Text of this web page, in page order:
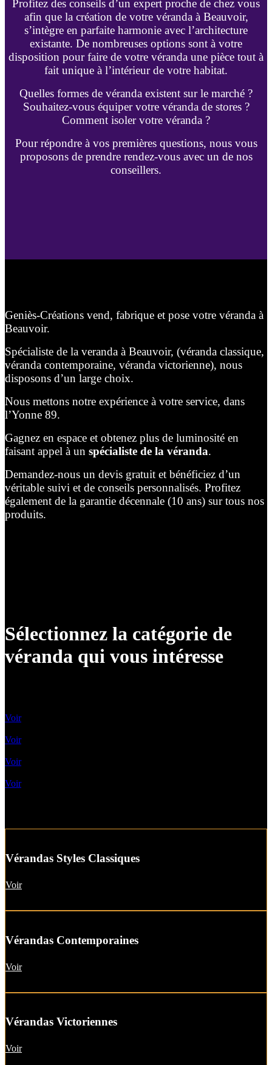
Profitez des conseils d’un expert proche de chez vous
afin que la création de votre véranda à Beauvoir,
s’intègre en parfaite harmonie avec l’architecture
existante. De nombreuses options sont à votre
disposition pour faire de votre véranda une pièce tout à
fait unique à l’intérieur de votre habitat.
Quelles formes de véranda existent sur le marché ?
Souhaitez-vous équiper votre véranda de stores ?
Comment isoler votre véranda ?
Pour répondre à vos premières questions, nous vous
proposons de prendre rendez-vous avec un de nos
conseillers.
Geniès-Créations vend, fabrique et pose votre véranda à
Beauvoir.
Spécialiste de la veranda à Beauvoir, (véranda classique,
véranda contemporaine, véranda victorienne), nous
disposons d’un large choix.
Nous mettons notre expérience à votre service, dans
l’Yonne 89.
Gagnez en espace et obtenez plus de luminosité en
faisant appel à un spécialiste de la véranda.
Demandez-nous un devis gratuit et bénéficiez d’un
véritable suivi et de conseils personnalisés. Profitez
également de la garantie décennale (10 ans) sur tous nos
produits.
Sélectionnez la catégorie de
véranda qui vous intéresse
Voir
Voir
Voir
Voir
Vérandas Styles Classiques
Voir
Vérandas Contemporaines
Voir
Vérandas Victoriennes
Voir